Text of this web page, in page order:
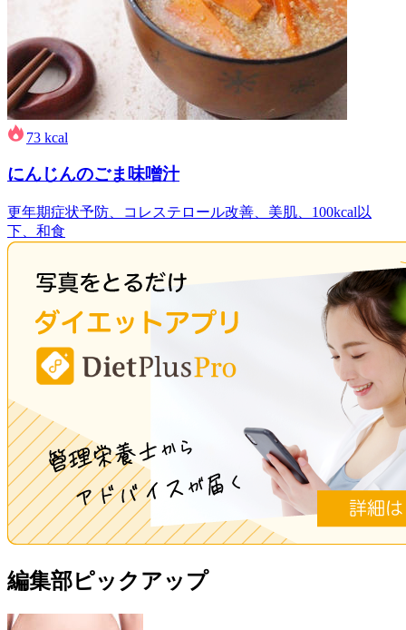
73 kcal
にんじんのごま味噌汁
更年期症状予防、コレステロール改善、美肌、100kcal以
下、和食
編集部ピックアップ